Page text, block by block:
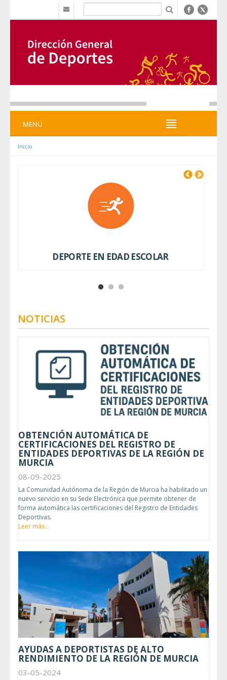
Zum Inhalt wechseln
MENÚ
Inicio
DEPORTE EN EDAD ESCOLAR
Previous
NOTICIAS
OBTENCIÓN AUTOMÁTICA DE
CERTIFICACIONES DEL REGISTRO DE
ENTIDADES DEPORTIVAS DE LA REGIÓN DE
MURCIA
08-09-2025
La Comunidad Autónoma de la Región de Murcia ha habilitado un
nuevo servicio en su Sede Electrónica que permite obtener de
forma automática las certificaciones del Registro de Entidades
Deportivas.
Leer más...
AYUDAS A DEPORTISTAS DE ALTO
RENDIMIENTO DE LA REGIÓN DE MURCIA
03-05-2024